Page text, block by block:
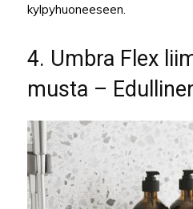
kylpyhuoneeseen.
4. Umbra Flex
musta –